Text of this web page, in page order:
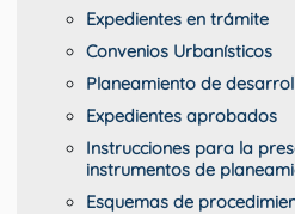
Expedientes en trámite
Convenios Urbanísticos
Planeamiento de
Expedientes aprobados
Instrucciones para la
instrumentos de
Esquemas de